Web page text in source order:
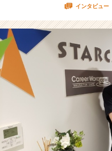
S
A
C
A
R
E
イ
インタビュー